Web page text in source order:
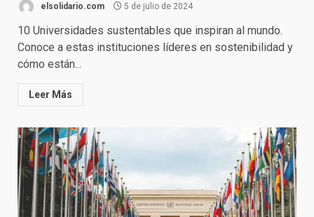
elsolidario.com 5 de julio de 2024
10 Universidades sustentables que inspiran al mundo.
Conoce a estas instituciones líderes en sostenibilidad y
cómo están...
Leer Más